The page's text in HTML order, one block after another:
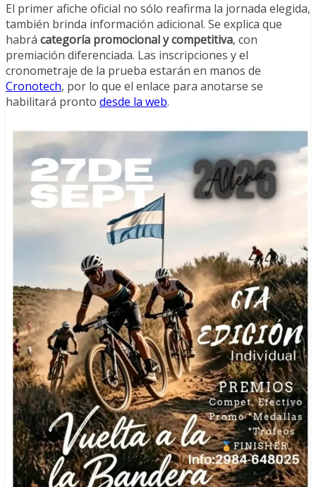
El primer afiche oficial no sólo reafirma la jornada elegida,
también brinda información adicional. Se explica que
habrá categoría promocional y competitiva, con
premiación diferenciada. Las inscripciones y el
cronometraje de la prueba estarán en manos de
Cronotech, por lo que el enlace para anotarse se
habilitará pronto desde la web.